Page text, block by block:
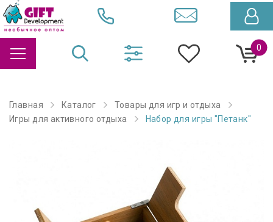
0
Главная Каталог
Товары для игр и отдыха
Игры для активного отдыха
Набор для игры "Петанк"